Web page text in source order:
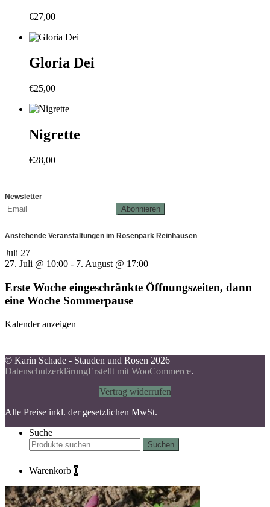
€27,00
Gloria Dei
€25,00
Nigrette
€28,00
Newsletter
Anstehende Veranstaltungen im Rosenpark Reinhausen
Juli 27
27. Juli @ 10:00 - 7. August @ 17:00
Erste Woche eingeschränkte Öffnungszeiten, dann
eine Woche Sommerpause
Kalender anzeigen
© Karin Schade - Stauden und Rosen 2026
DatenschutzerklärungErstellt mit WooCommerce.
Vertrag widerrufen
Alle Preise inkl. der gesetzlichen MwSt.
Suche
Suchen
nach:
Suchen
Warenkorb 0